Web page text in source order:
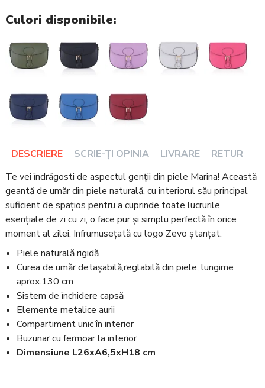
Culori disponibile:
DESCRIERE SCRIE-ȚI OPINIA LIVRARE
RETUR
Te vei îndrăgosti de aspectul genții din piele Marina! Această
geantă de umăr din piele naturală, cu interiorul său principal
suficient de spațios pentru a cuprinde toate lucrurile
esențiale de zi cu zi, o face pur și simplu perfectă în orice
moment al zilei. Infrumusețată cu logo Zevo ștanțat.
Piele naturală rigidă
Curea de umăr detașabilă,reglabilă din piele, lungime
aprox.130 cm
Sistem de închidere capsă
Elemente metalice aurii
Compartiment unic în interior
Buzunar cu fermoar la interior
Dimensiune L26xA6,5xH18 cm